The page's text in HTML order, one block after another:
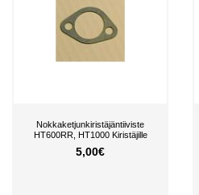
Nokkaketjunkiristäjäntiiviste
HT600RR, HT1000 Kiristäjille
5,00€